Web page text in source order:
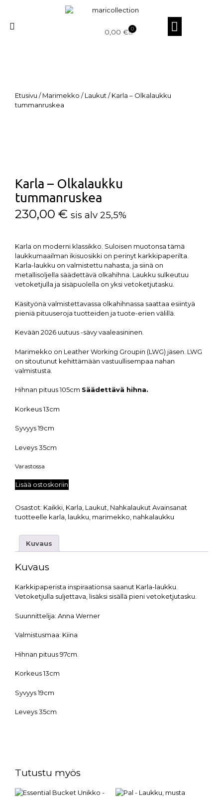
0,00 € 0
Etusivu /Marimekko /Laukut / Karla – Olkalaukku
tummanruskea
Karla – Olkalaukku
tummanruskea
230,00 € sis alv 25,5%
Karla on moderni klassikko. Suloisen muotonsa tämä
laukkumaailman ikisuosikki on perinyt karkkipaperilta.
Karla-laukku on valmistettu nahasta, ja siinä on
metallisoljella säädettävä olkahihna. Laukku sulkeutuu
vetoketjulla ja sisäpuolella on yksi vetoketjutasku.
Käsityönä valmistettavassa olkahihnassa saattaa esiintyä
pieniä pituuseroja tuotteiden ja tuote-erien välillä.
Kevään 2026 uutuus -sävy vaaleasininen.
Marimekko on Leather Working Groupin (LWG) jäsen. LWG
on sitoutunut kehittämään vastuullisempaa nahan
valmistusta.
Hihnan pituus 105cm Säädettävä hihna.
Korkeus 13cm
Syvyys 19cm
Leveys 35cm
Varastossa
Lisää ostoskoriin
Osastot: Kaikki Karla Laukut Nahkalaukut Avainsanat
tuotteelle karla laukku marimekko nahkalaukku
Kuvaus
Kuvaus
Karkkipaperista inspiraationsa saanut Karla-laukku.
Vetoketjulla suljettava, lisäksi sisällä pieni vetoketjutasku.
Suunnittelija: Anna Werner
Valmistusmaa: Kiina
Hihnan pituus 97cm.
Korkeus 13cm
Syvyys 19cm
Leveys 35cm
Tutustu myös